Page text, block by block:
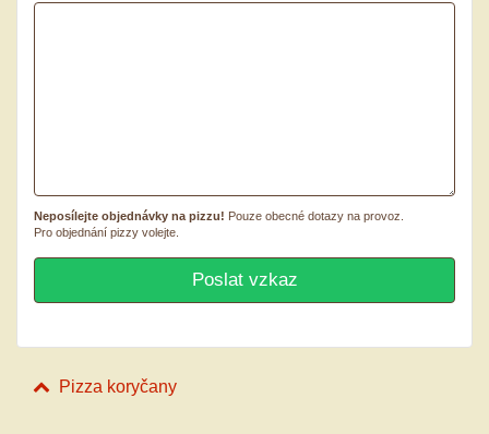
Neposílejte objednávky na pizzu! Pouze obecné dotazy na provoz.
Pro objednání pizzy volejte.
Pizza koryčany